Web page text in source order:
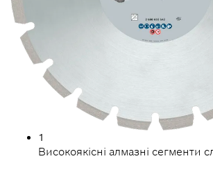
1
Високоякісні алмазні сегменти